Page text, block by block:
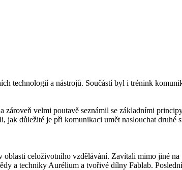
technologií a nástrojů. Součástí byl i trénink
velmi poutavě seznámil se základními
důležité je při komunikaci umět naslouchat druhé
celoživotního vzdělávání. Zavítali mimo jiné
a techniky Aurélium a tvořivé dílny Fablab.